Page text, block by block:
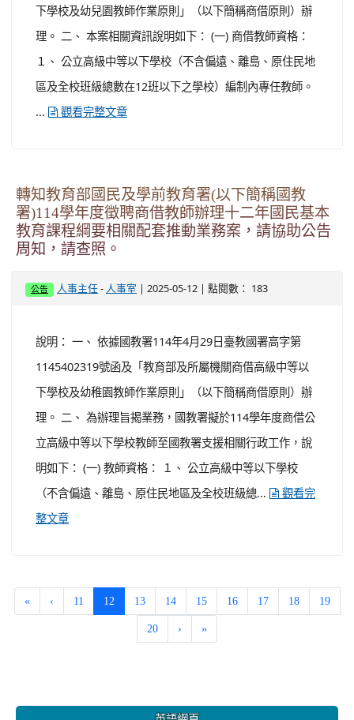
下學校及幼兒園教師作業原則」（以下簡稱商借原則）辦
理。 二、 本案相關資訊說明如下： (一) 商借教師資格：
１、 公立高級中等以下學校（不含偏遠、離島、原住民地
區及全校班級總數在12班以下之學校）編制內專任教師。
...
觀看完整文章
轉知教育部國民及學前教育署(以下簡稱國教
署)114學年度徵聘商借教師辦理十二年國民基本
教育課程綱要相關配套推動業務案，請協助公告
周知，請查照。
公告 人事主任 - 人事室 | 2025-05-12 | 點閱數： 183
說明： 一、 依據國教署114年4月29日臺教國署高字第
1145402319號函及「教育部及所屬機關商借高級中等以
下學校及幼稚園教師作業原則」（以下簡稱商借原則）辦
理。 二、 為辦理旨揭業務，國教署擬於114學年度商借公
立高級中等以下學校教師至國教署支援相關行政工作，說
明如下： (一) 教師資格： １、 公立高級中等以下學校
（不含偏遠、離島、原住民地區及全校班級總...
觀看完
整文章
« ‹ 11 12(current)
13 14 15 16 17 18 19
20 › »